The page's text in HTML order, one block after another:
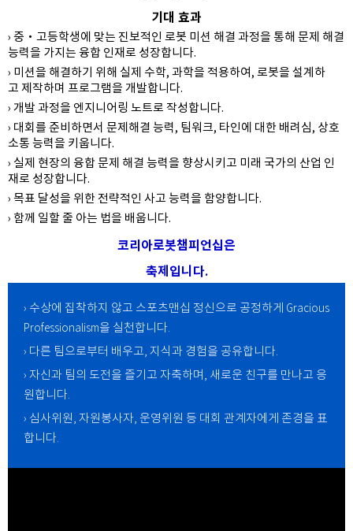
기대 효과
› 중‧고등학생에 맞는 진보적인 로봇 미션 해결 과정을 통해 문제 해결
능력을 가지는 융합 인재로 성장합니다.
› 미션을 해결하기 위해 실제 수학, 과학을 적용하여, 로봇을 설계하
고 제작하며 프로그램을 개발합니다.
› 개발 과정을 엔지니어링 노트로 작성합니다.
› 대회를 준비하면서 문제해결 능력, 팀워크, 타인에 대한 배려심, 상호
소통 능력을 키웁니다.
› 실제 현장의 융합 문제 해결 능력을 향상시키고 미래 국가의 산업 인
재로 성장합니다.
› 목표 달성을 위한 전략적인 사고 능력을 함양합니다.
› 함께 일할 줄 아는 법을 배웁니다.
코리아로봇챔피언십은
축제입니다.
› 수상에 집착하지 않고 스포츠맨십 정신으로 공정하게 Gracious
Professionalism을 실천합니다.
› 다른 팀으로부터 배우고, 지식과 경험을 공유합니다.
› 자신과 팀의 도전을 즐기고 자축하며, 새로운 친구를 만나고 응
원합니다.
› 심사위원, 자원봉사자, 운영위원 등 대회 관계자에게 존경을 표
합니다.